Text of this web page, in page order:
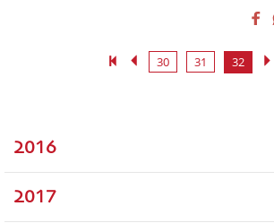
30 31 32
2016
2017